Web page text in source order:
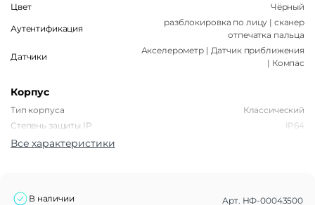
Цвет
Чёрный
Аутентификация
разблокировка по лицу | сканер
отпечатка пальца
Датчики
Акселерометр | Датчик приближения
| Компас
Корпус
Тип корпуса
Классический
Степень защиты IP
IP64
Все характеристики
В наличии Арт. НФ-00043500